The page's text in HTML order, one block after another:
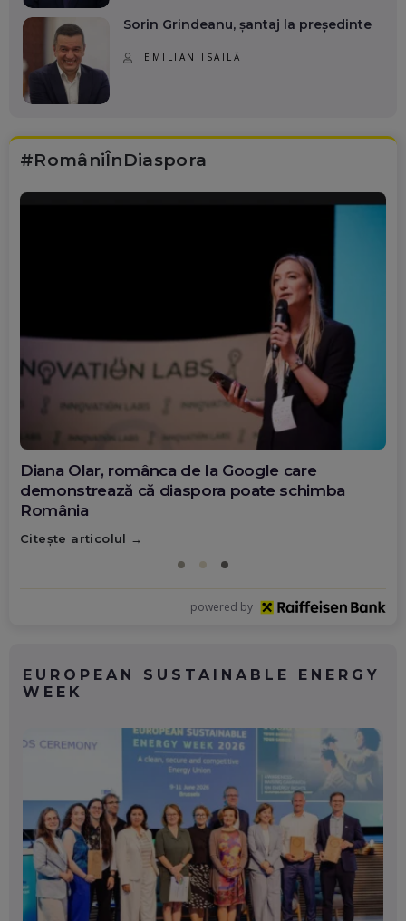
Sorin Grindeanu, șantaj la președinte
EMILIAN ISAILĂ
#RomâniÎnDiaspora
Diana Olar, românca de la Google care
demonstrează că diaspora poate schimba
România
Citește articolul
powered by
EUROPEAN SUSTAINABLE ENERGY
WEEK